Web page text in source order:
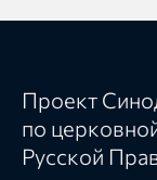
Проект
по
Русской